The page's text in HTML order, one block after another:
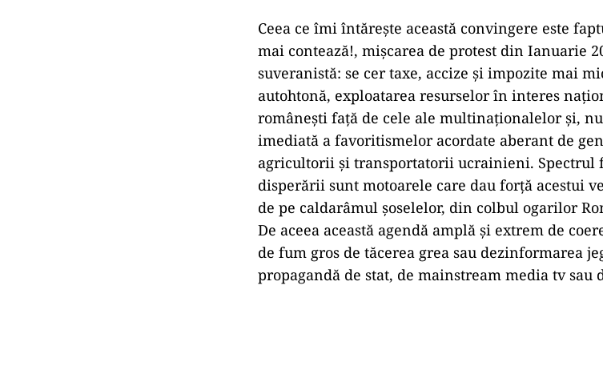
Ceea ce îmi întărește această convingere este
mai contează!, mișcarea de protest din Ianuarie
suveranistă: se cer taxe, accize și impozite mai
autohtonă, exploatarea resurselor în interes
românești față de cele ale multinaționalelor și,
imediată a favoritismelor acordate aberant de
agricultorii și transportatorii ucrainieni.
disperării sunt motoarele care dau forță acestui
de pe caldarâmul șoselelor, din colbul ogarilor
De aceea această agendă amplă și extrem de
de fum gros de tăcerea grea sau dezinformarea
propagandă de stat, de mainstream media tv sau